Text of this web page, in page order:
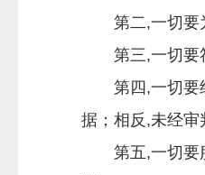
第二,一切要为
第三,一切要符
第四,一切要经
据；相反,未经
第五,一切要服